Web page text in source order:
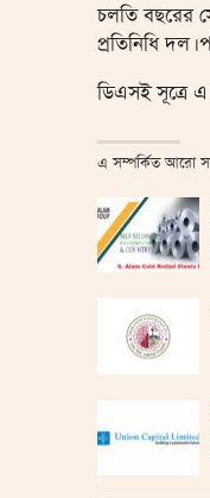
চলতি বছরের
প্রতিনিধি দল।
ডিএসই সূত্রে এ
এ সম্পর্কিত আরো